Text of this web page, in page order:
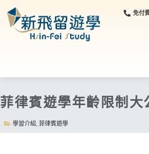
免付
菲律賓遊學年齡限制
學習介紹, 菲律賓遊學